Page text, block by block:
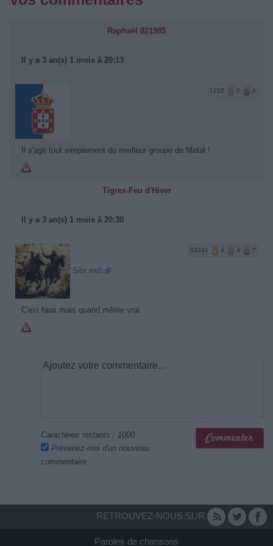
Raphaël 821985
Il y a 3 an(s) 1 mois à 20:13
1212 2 4
Il s'agit tout simplement du meilleur groupe de Metal !
Tigrex-Feu d'Hiver
Il y a 3 an(s) 1 mois à 20:30
93241 4 4 7
Site web
C'est faux mais quand même vrai.
Caractères restants : 1000
Prévenez-moi d'un nouveau
commentaire
RETROUVEZ-NOUS SUR
Paroles de chansons